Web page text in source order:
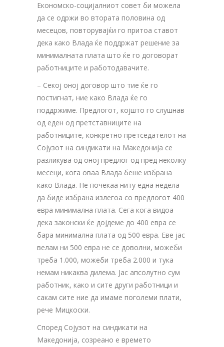
Економско-социјалниот совет би можела
да се одржи во втората половина од
месецов, повторувајќи го притоа ставот
дека како Влада ќе поддржат решение за
минималната плата што ќе го договорат
работниците и работодавачите.
– Секој оној договор што тие ќе го
постигнат, ние како Влада ќе го
поддржиме. Предлогот, којшто го слушнав
од еден од претставниците на
работниците, конкретно претседателот на
Сојузот на синдикати на Македонија се
разликува од оној предлог од пред неколку
месеци, кога оваа Влада беше избрана
како Влада. Не почекаа ниту една недела
да биде избрана излегоа со предлогот 400
евра минимална плата. Сега кога видоа
дека законски ќе дојдеме до 400 евра се
бара минимална плата од 500 евра. Еве јас
велам ни 500 евра не се доволни, можеби
треба 1.000, можеби треба 2.000 и тука
немам никаква дилема. Јас апсолутно сум
работник, како и сите други работници и
сакам сите ние да имаме поголеми плати,
рече Мицкоски.
Според Сојузот на синдикати на
Македонија, созреано е времето